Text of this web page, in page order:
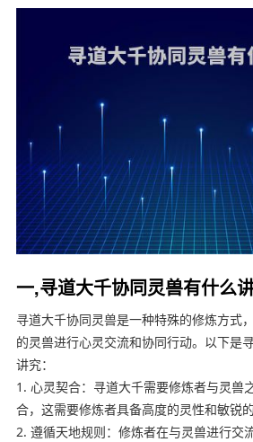
一,寻道大千协同灵兽有什么
寻道大千协同灵兽是一种特殊的修炼方式
的灵兽进行心灵交流和协同行动。以下是
讲究：
1. 心灵契合：寻道大千需要修炼者与灵兽
合，这需要修炼者具备高度的灵性和敏锐的
2. 遵循天地规则：修炼者在与灵兽进行交